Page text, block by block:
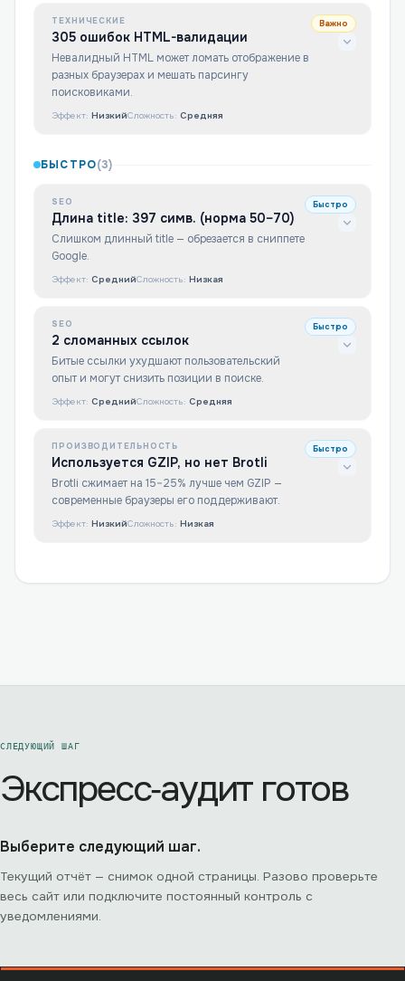
ТЕХНИЧЕСКИЕ
305 ошибок HTML-валидации
Невалидный HTML может ломать отображение в
разных браузерах и мешать парсингу
поисковиками.
Важно
Эффект: НизкийСложность: Средняя
БЫСТРО(3)
SEO
Длина title: 397 симв. (норма 50–70)
Слишком длинный title — обрезается в сниппете
Google.
Быстро
Эффект: СреднийСложность: Низкая
SEO
2 сломанных ссылок
Битые ссылки ухудшают пользовательский
опыт и могут снизить позиции в поиске.
Быстро
Эффект: СреднийСложность: Средняя
ПРОИЗВОДИТЕЛЬНОСТЬ
Используется GZIP, но нет Brotli
Brotli сжимает на 15–25% лучше чем GZIP —
современные браузеры его поддерживают.
Быстро
Эффект: НизкийСложность: Низкая
СЛЕДУЮЩИЙ ШАГ
Экспресс‑аудит готов
Выберите следующий шаг.
Текущий отчёт — снимок одной страницы. Разово проверьте
весь сайт или подключите постоянный контроль с
уведомлениями.